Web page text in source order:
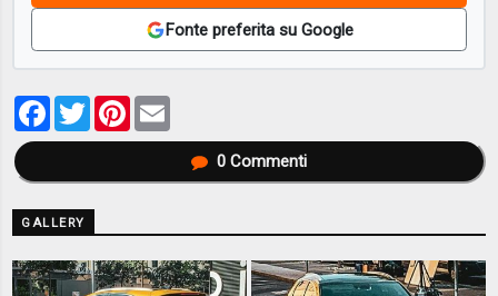
Fonte preferita su Google
Facebook
TwitterPinterest
0Commenti
GALLERY